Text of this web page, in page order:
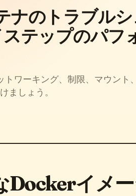
ナのトラブル
テップのパフ
ワーキング、制限、マウント
ましょう。
Dockerイメ